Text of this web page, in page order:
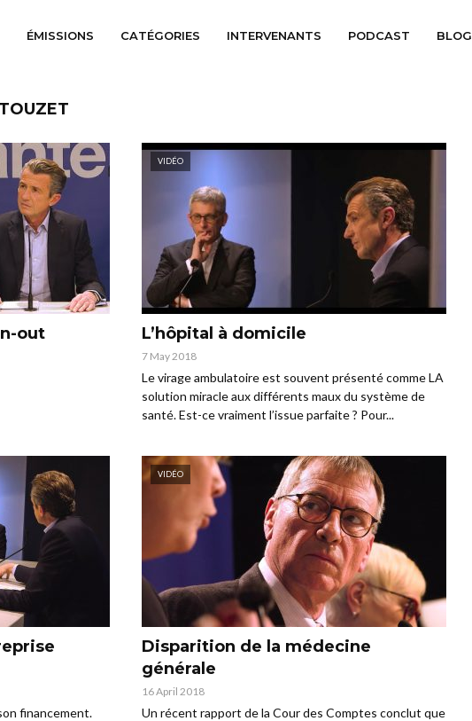
ÉMISSIONS CATÉGORIES INTERVENANTS PODCAST BLOG
out
VIDÉO
L’hôpital à domicile
7 May 2018
Le virage ambulatoire est souvent présenté comme LA
solution miracle aux différents maux du système de
santé. Est-ce vraiment l’issue parfaite ? Pour...
financement.
VIDÉO
Disparition de la médecine
générale
16 April 2018
Un récent rapport de la Cour des Comptes conclut que